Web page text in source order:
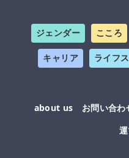
ジェンダー こころ
キャリア ライフ
about us お問い合わ